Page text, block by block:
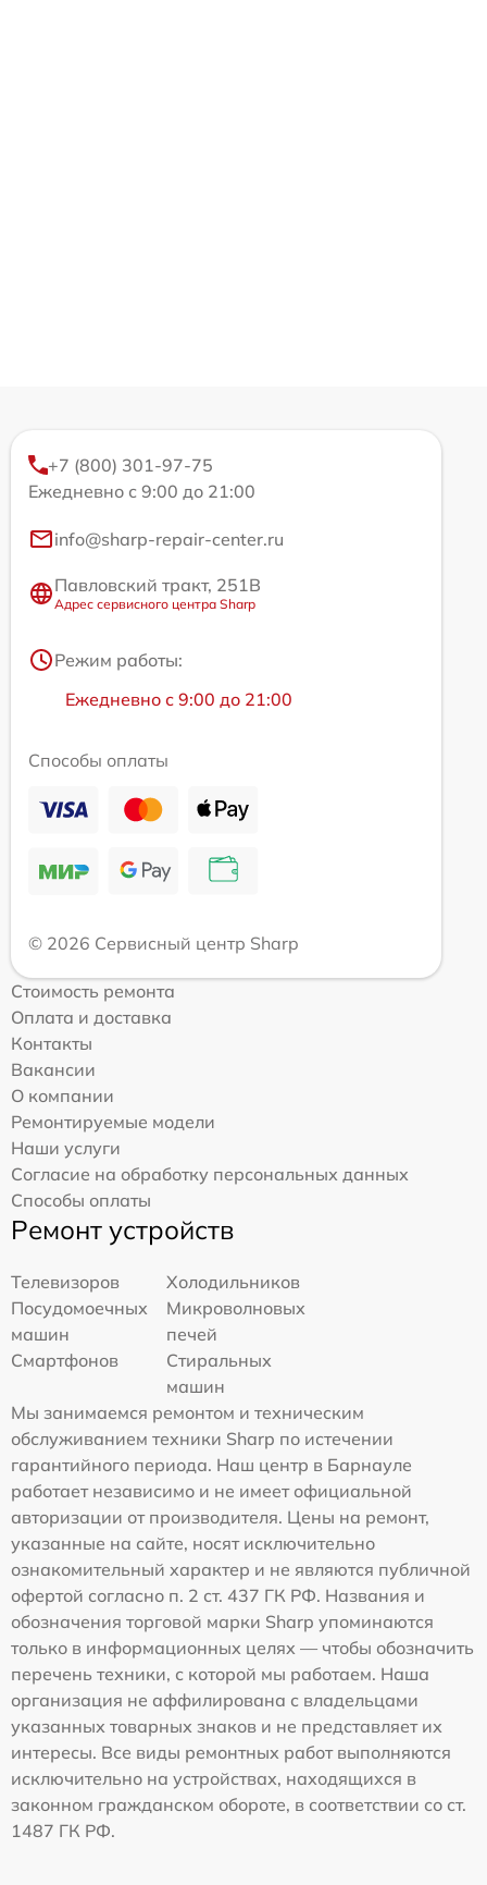
+7 (800) 301-97-75
Ежедневно с 9:00 до 21:00
info@sharp-repair-center.ru
Павловский тракт, 251В
Адрес сервисного центра Sharp
Режим работы:
Ежедневно с 9:00 до 21:00
Способы оплаты
© 2026 Сервисный центр Sharp
Стоимость ремонта
Оплата и доставка
Контакты
Вакансии
О компании
Ремонтируемые модели
Наши услуги
Согласие на обработку персональных данных
Способы оплаты
Ремонт устройств
Телевизоров
Холодильников
Посудомоечных
машин
Микроволновых
печей
Смартфонов
Стиральных
машин
Мы занимаемся ремонтом и техническим
обслуживанием техники Sharp по истечении
гарантийного периода. Наш центр в Барнауле
работает независимо и не имеет официальной
авторизации от производителя. Цены на ремонт,
указанные на сайте, носят исключительно
ознакомительный характер и не являются публичной
офертой согласно п. 2 ст. 437 ГК РФ. Названия и
обозначения торговой марки Sharp упоминаются
только в информационных целях — чтобы обозначить
перечень техники, с которой мы работаем. Наша
организация не аффилирована с владельцами
указанных товарных знаков и не представляет их
интересы. Все виды ремонтных работ выполняются
исключительно на устройствах, находящихся в
законном гражданском обороте, в соответствии со ст.
1487 ГК РФ.